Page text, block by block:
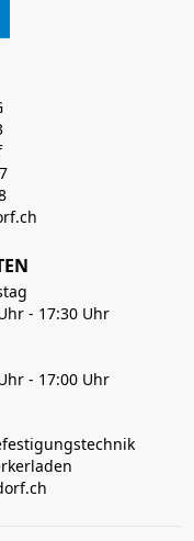
- 17:30 Uhr
- 17:00 Uhr